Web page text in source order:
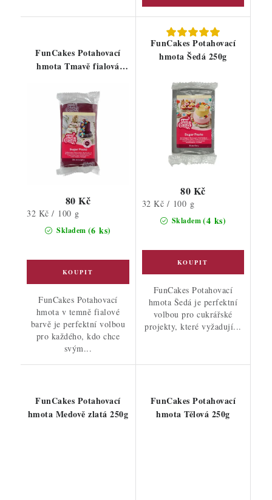
FunCakes Potahovací
hmota Tmavě fialová
Skladem (6 ks)
80 Kč
Měrná
32 Kč / 100 g
FunCakes Potahovací
hmota v temně fialové
barvě je perfektní volbou
pro každého, kdo chce
svým...
FunCakes Potahovací
hmota Šedá 250g
Skladem(4 ks)
80 Kč
Měrná
32 Kč / 100 g
FunCakes Potahovací
hmota Šedá je perfektní
volbou pro cukrářské
projekty, které vyžadují...
FunCakes Potahovací
hmota Medově zlatá 250g
FunCakes Potahovací
hmota Tělová 250g